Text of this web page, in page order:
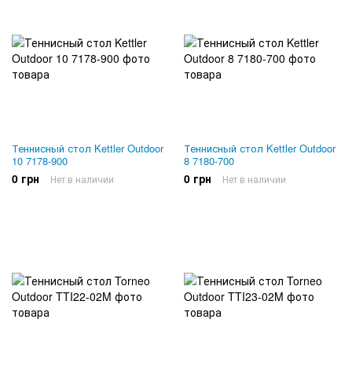
Теннисный стол Kettler Outdoor
10 7178-900
0 грн Нет в наличии
Теннисный стол Kettler Outdoor
8 7180-700
0 грн Нет в наличии